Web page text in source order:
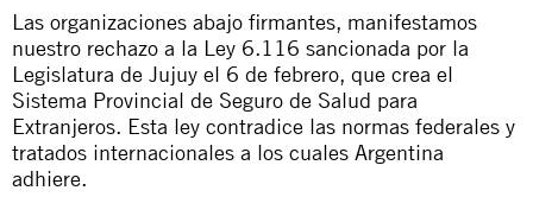
Las organizaciones abajo firmantes, manifestamos
nuestro rechazo a la Ley 6.116 sancionada por la
Legislatura de Jujuy el 6 de febrero, que crea el
Sistema Provincial de Seguro de Salud para
Extranjeros. Esta ley contradice las normas federales y
tratados internacionales a los cuales Argentina
adhiere.